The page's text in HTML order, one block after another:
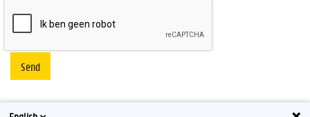
Send